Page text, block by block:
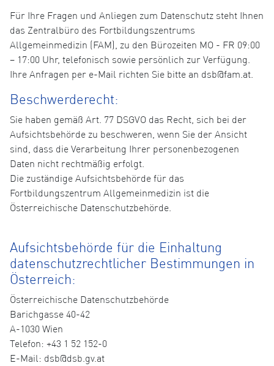
Für Ihre Fragen und Anliegen zum Datenschutz steht Ihnen
das Zentralbüro des Fortbildungszentrums
Allgemeinmedizin (FAM), zu den Bürozeiten MO - FR 09:00
– 17:00 Uhr, telefonisch sowie persönlich zur Verfügung.
Ihre Anfragen per e-Mail richten Sie bitte an dsb@fam.at.
Beschwerderecht:
Sie haben gemäß Art. 77 DSGVO das Recht, sich bei der
Aufsichtsbehörde zu beschweren, wenn Sie der Ansicht
sind, dass die Verarbeitung Ihrer personenbezogenen
Daten nicht rechtmäßig erfolgt.
Die zuständige Aufsichtsbehörde für das
Fortbildungszentrum Allgemeinmedizin ist die
Österreichische Datenschutzbehörde.
Aufsichtsbehörde für die Einhaltung
datenschutzrechtlicher Bestimmungen in
Österreich:
Österreichische Datenschutzbehörde
Barichgasse 40-42
A-1030 Wien
Telefon: +43 1 52 152-0
E-Mail: dsb@dsb.gv.at